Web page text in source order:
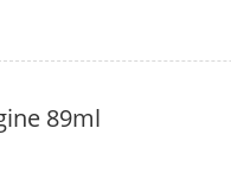
89ml